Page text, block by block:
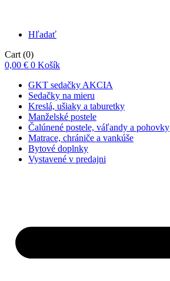
Hľadať
Cart (0)
0,00 € 0 Košík
GKT sedačky AKCIA
Sedačky na mieru
Kreslá, ušiaky a taburetky
Manželské postele
Čalúnené postele, váľandy a pohovky
Matrace, chrániče a vankúše
Bytové doplnky
Vystavené v predajni